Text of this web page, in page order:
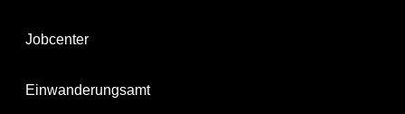
Jobcenter
Einwanderungsamt